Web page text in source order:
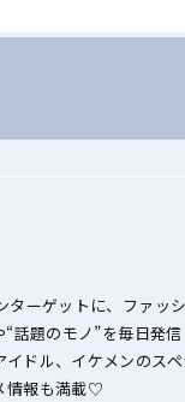
ターゲットに、ファッ
“話題のモノ”を毎日発
イドル、イケメンのス
情報も満載♡